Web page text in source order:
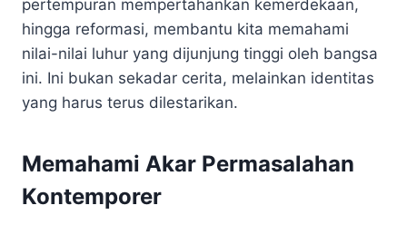
pertempuran mempertahankan kemerdekaan,
hingga reformasi, membantu kita memahami
nilai-nilai luhur yang dijunjung tinggi oleh bangsa
ini. Ini bukan sekadar cerita, melainkan identitas
yang harus terus dilestarikan.
Memahami Akar Permasalahan
Kontemporer